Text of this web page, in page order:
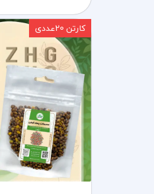
کارتن 20عددی